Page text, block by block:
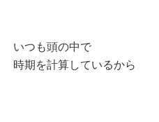
いつも頭の中で
時期を計算しているから